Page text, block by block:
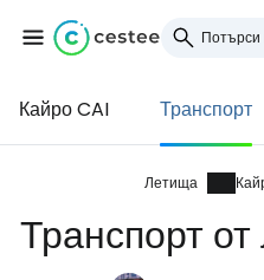
Кайро CAI Транспорт
Летища
Транспорт
Влезте в
... световната